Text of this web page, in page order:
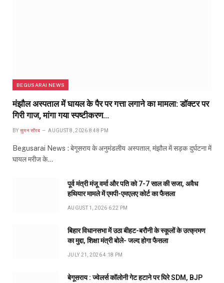
BEGUSARAI NEWS
मंझौल अस्पताल में घायल के पैर पर गत्ता लगाने का मामला: डॉक्टर पर
गिरी गाज, मांगा गया स्पष्टीकरण…
BY सुमन सौरब AUGUST 8, 2026 8:48 PM
Begusarai News : बेगूसराय के अनुमंडलीय अस्पताल, मंझौल में सड़क दुर्घटना में
घायल मरीज के…
पूर्व मंत्री मंजू वर्मा और पति को 7-7 साल की सजा, अवैध
हथियार मामले में एमपी-एमएलए कोर्ट का फैसला
AUGUST 1, 2026 6:22 PM
बिहार विधानसभा में उठा बीहट-बरौनी के स्कूलों के उत्क्रमण
का मुद्दा, शिक्षा मंत्री बोले- जल्द होगा फैसला
JULY 21, 2026 4:18 PM
बेगूसराय : ज्वेलर्स कॉलोनी गेट हटाने पर घिरे SDM, BJP